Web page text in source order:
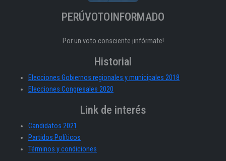
PERÚVOTOINFORMADO
Por un voto consciente ¡infórmate!
Historial
Elecciones Gobiernos regionales y municipales 2018
Elecciones Congresales 2020
Link de interés
Candidatos 2021
Partidos Políticos
Términos y condiciones